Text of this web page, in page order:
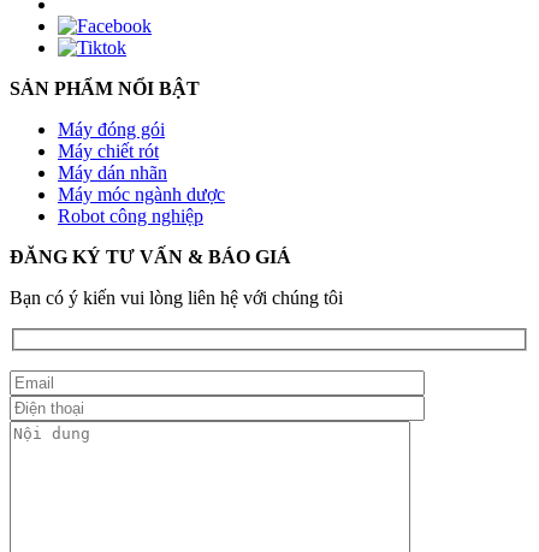
SẢN PHẨM NỔI BẬT
Máy đóng gói
Máy chiết rót
Máy dán nhãn
Máy móc ngành dược
Robot công nghiệp
ĐĂNG KÝ TƯ VẤN & BÁO GIÁ
Bạn có ý kiến vui lòng liên hệ với chúng tôi